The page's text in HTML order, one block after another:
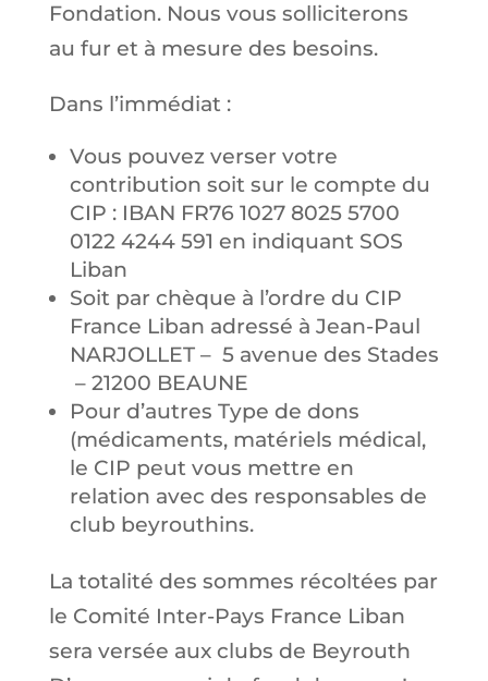
Fondation. Nous vous solliciterons
au fur et à mesure des besoins.
Dans l’immédiat :
Vous pouvez verser votre
contribution soit sur le compte du
CIP : IBAN FR76 1027 8025 5700
0122 4244 591 en indiquant SOS
Liban
Soit par chèque à l’ordre du CIP
France Liban adressé à Jean-Paul
NARJOLLET – 5 avenue des Stades
– 21200 BEAUNE
Pour d’autres Type de dons
(médicaments, matériels médical,
le CIP peut vous mettre en
relation avec des responsables de
club beyrouthins.
La totalité des sommes récoltées par
le Comité Inter-Pays France Liban
sera versée aux clubs de Beyrouth